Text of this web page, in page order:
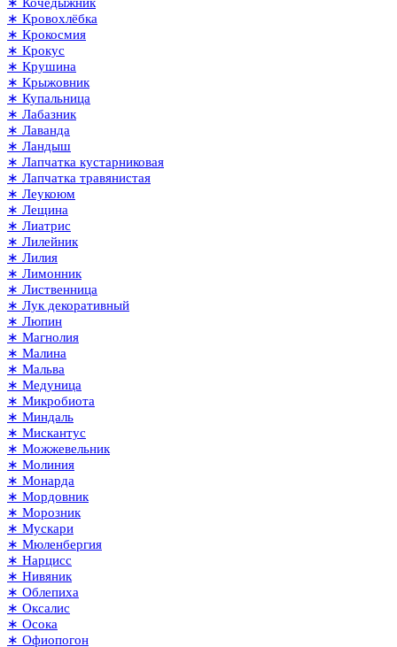
∗ Кровохлёбка
∗ Крокосмия
∗ Крокус
∗ Крушина
∗ Крыжовник
∗ Купальница
∗ Лабазник
∗ Лаванда
∗ Ландыш
∗ Лапчатка кустарниковая
∗ Лапчатка травянистая
∗ Леукоюм
∗ Лещина
∗ Лиатрис
∗ Лилейник
∗ Лилия
∗ Лимонник
∗ Лиственница
∗ Лук декоративный
∗ Люпин
∗ Магнолия
∗ Малина
∗ Мальва
∗ Медуница
∗ Микробиота
∗ Миндаль
∗ Мискантус
∗ Можжевельник
∗ Молиния
∗ Монарда
∗ Мордовник
∗ Морозник
∗ Мускари
∗ Мюленбергия
∗ Нарцисс
∗ Нивяник
∗ Облепиха
∗ Оксалис
∗ Осока
∗ Офиопогон